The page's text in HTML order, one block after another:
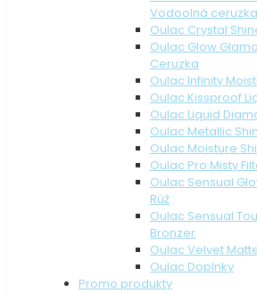
Vodoolná ceruzka
Oulac Crystal
Oulac Glow
Ceruzka
Oulac Infinity
Oulac Kissproof
Oulac Liquid
Oulac Metallic
Oulac Moisture
Oulac Pro Misty
Oulac Sensual
Rúž
Oulac Sensual
Bronzer
Oulac Velvet
Oulac Doplnky
Promo produkty